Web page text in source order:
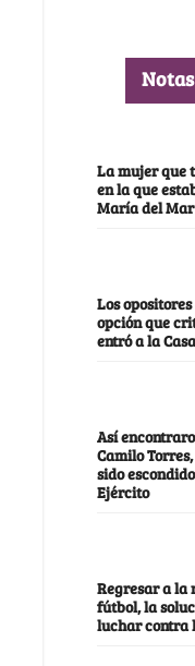
La mujer que
en la que
María del
Los
opción que
entró a la
Así
Camilo
sido
Ejército
Regresar a la
fútbol, la
luchar contra